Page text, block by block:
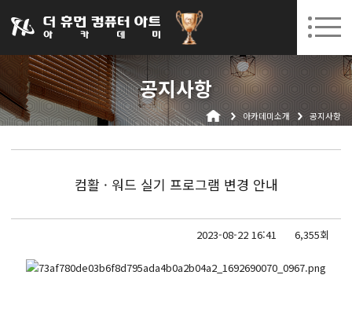
031-252-7277 수원캠퍼스 개강 08. 12.(수)
회원가입 고객센터
공지사항
아카데미소개 공지사항
컴활 · 워드 실기 프로그램 변경 안내
2023-08-22 16:41 6,355회
아카데미소개
인사말
시설안내
생성형AI